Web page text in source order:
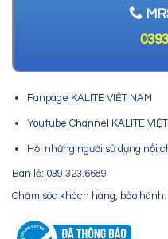
Fanpage KALITE VIỆT NAM
Youtube Channel KALITE
Hội những người sử dụng nồi
Bán lẻ: 039.323.6689
Chăm sóc khách hàng, bảo